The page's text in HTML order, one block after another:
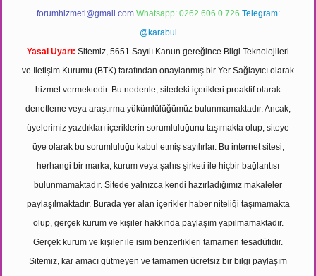
forumhizmeti@gmail.com Whatsapp: 0262 606 0 726 Telegram:
@karabul
Yasal Uyarı: Sitemiz, 5651 Sayılı Kanun gereğince Bilgi Teknolojileri
ve İletişim Kurumu (BTK) tarafından onaylanmış bir Yer Sağlayıcı olarak
hizmet vermektedir. Bu nedenle, sitedeki içerikleri proaktif olarak
denetleme veya araştırma yükümlülüğümüz bulunmamaktadır. Ancak,
üyelerimiz yazdıkları içeriklerin sorumluluğunu taşımakta olup, siteye
üye olarak bu sorumluluğu kabul etmiş sayılırlar. Bu internet sitesi,
herhangi bir marka, kurum veya şahıs şirketi ile hiçbir bağlantısı
bulunmamaktadır. Sitede yalnızca kendi hazırladığımız makaleler
paylaşılmaktadır. Burada yer alan içerikler haber niteliği taşımamakta
olup, gerçek kurum ve kişiler hakkında paylaşım yapılmamaktadır.
Gerçek kurum ve kişiler ile isim benzerlikleri tamamen tesadüfidir.
Sitemiz, kar amacı gütmeyen ve tamamen ücretsiz bir bilgi paylaşım